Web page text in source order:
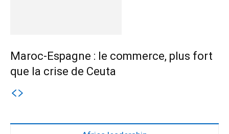
Maroc-Espagne : le commerce, plus fort
que la crise de Ceuta